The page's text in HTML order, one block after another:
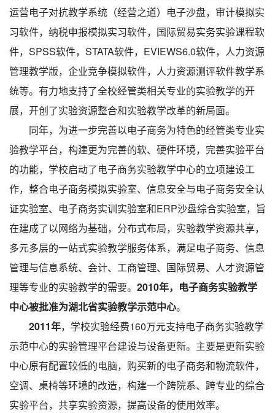
运营电子对抗教学系统（经营之道）电子沙盘，审计模拟实
习软件，纳税申报模拟实习软件，国际贸易实务实验课程软
件，SPSS软件，STATA软件，EVIEWS6.0软件，人力资源
管理教学版，企业竞争模拟软件，人力资源测评软件教学系
统等。有力地支持了全校经管类相关专业的实验教学的开
展，开创了实验资源整合和实验教学改革的新局面。
同年，为进一步完善以电子商务为特色的经管类专业实
验教学平台，构建更为完善的软、硬件环境，完善实验平台
的功能，学校启动了电子商务实验教学中心的立项建设工
作，整合电子商务模拟实验室、信息安全与电子商务安全认
证实验室、电子商务实训实验室和ERP沙盘综合实验室，旨
在建成了以网络为基础，分布式布局，实验教学资源共享，
多元多层的一站式实验教学服务体系，满足电子商务、信息
管理与信息系统、会计、工商管理、国际贸易、人才资源管
理等专业的实验教学的需要。 2010年，电子商务实验教学
中心被批准为湖北省实验教学示范中心。
2011年，学校实验经费160万元支持电子商务实验教学
示范中心的实验管理平台建设与设备更新。主要是更新实验
中心原有配置较低的电脑，购买新的电子商务和物流软件，
空调、桌椅等环境的改造，构建一个跨院系、跨专业的综合
实验平台，共享实验资源，提高设备的使用效率。